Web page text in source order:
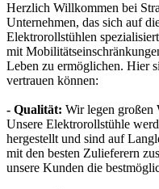
Herzlich Willkommen bei
Unternehmen, das sich auf
Elektrorollstühlen
mit
Leben zu ermöglichen. Hier
vertrauen können:
- Qualität: Wir legen großen
Unsere Elektrorollstühle
hergestellt und sind auf
mit den besten Zulieferern
unsere Kunden die